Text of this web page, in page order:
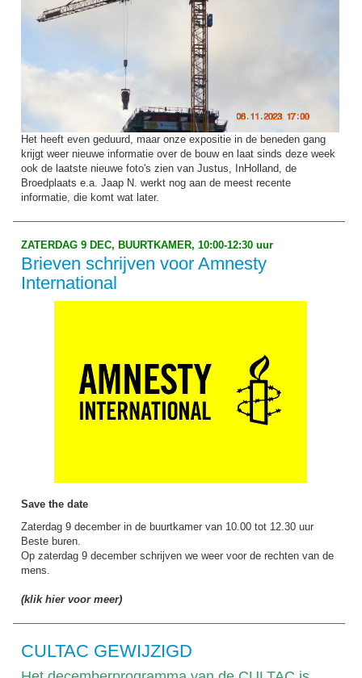
Het heeft even geduurd, maar onze expositie in de beneden gang
krijgt weer nieuwe informatie over de bouw en laat sinds deze week
ook de laatste nieuwe foto's zien van Justus, InHolland, de
Broedplaats e.a. Jaap N. werkt nog aan de meest recente
informatie, die komt wat later.
ZATERDAG 9 DEC, BUURTKAMER, 10:00-12:30 uur
Brieven schrijven voor Amnesty
International
Save the date
Zaterdag 9 december in de buurtkamer van 10.00 tot 12.30 uur
Beste buren.
Op zaterdag 9 december schrijven we weer voor de rechten van de
mens.
(klik hier voor meer)
CULTAC GEWIJZIGD